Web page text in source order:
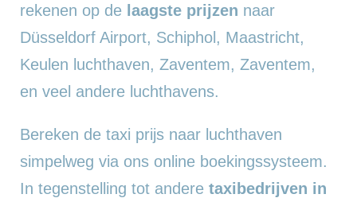
rekenen op de laagste prijzen naar
Düsseldorf Airport, Schiphol, Maastricht,
Keulen luchthaven, Zaventem, Zaventem,
en veel andere luchthavens.
Bereken de taxi prijs naar luchthaven
simpelweg via ons online boekingssysteem.
In tegenstelling tot andere taxibedrijven in